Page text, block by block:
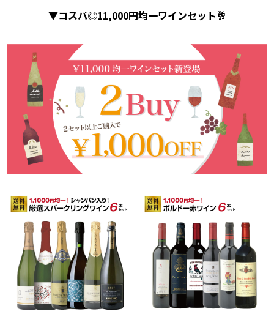
▼コスパ◎11,000円均一ワインセット🥂